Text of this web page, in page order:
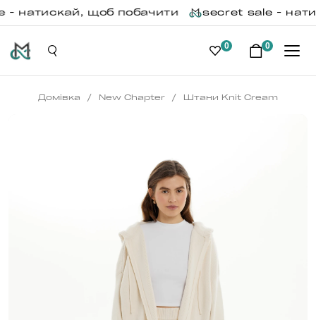
натискай, щоб побачити secret sale -
0 0
Домівка / New Chapter / Штани Knit Cream